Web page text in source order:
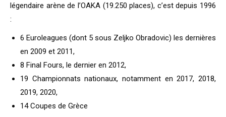
légendaire arène de l’OAKA (19.250 places), c’est depuis 1996
:
6 Euroleagues (dont 5 sous Zeljko Obradovic) les dernières
en 2009 et 2011,
8 Final Fours, le dernier en 2012,
19 Championnats nationaux, notamment en 2017, 2018,
2019, 2020,
14 Coupes de Grèce